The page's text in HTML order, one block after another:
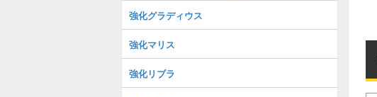
強化グラディウス
強化マリス
強化リブラ